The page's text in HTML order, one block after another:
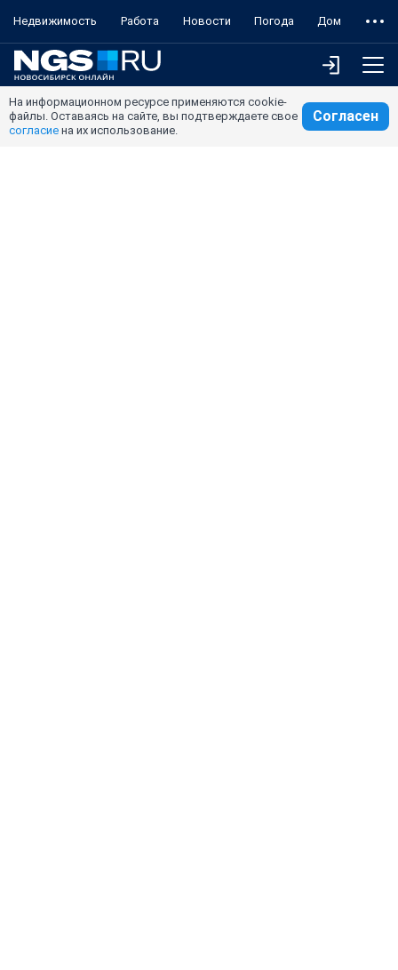
Недвижимость Работа Новости Погода Дом
На информационном ресурсе применяются cookie-
файлы. Оставаясь на сайте, вы подтверждаете свое
согласие на их использование.
Согласен